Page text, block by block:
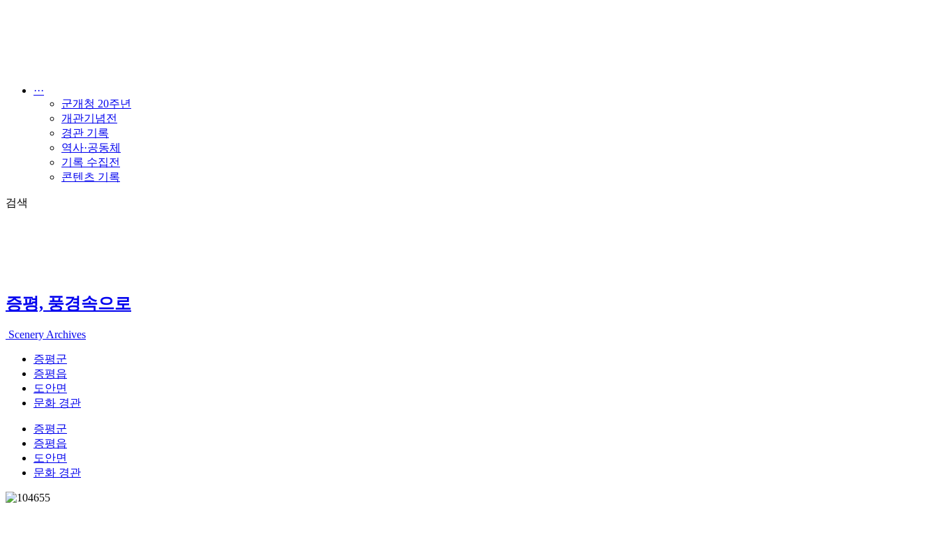
···
군개청 20주년
개관기념전
경관 기록
역사·공동체
기록 수집전
콘텐츠 기록
검색
증평, 풍경속으로
Scenery Archives
증평군
증평읍
도안면
문화 경관
증평군
증평읍
도안면
문화 경관